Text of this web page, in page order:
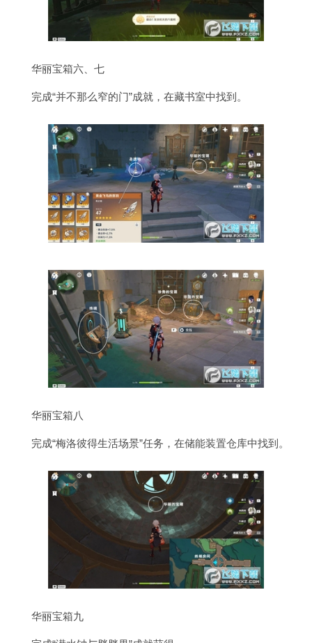
华丽宝箱六、七
完成“并不那么窄的门”成就，在藏书室中找到。
华丽宝箱八
完成“梅洛彼得生活场景”任务，在储能装置仓库中找到。
华丽宝箱九